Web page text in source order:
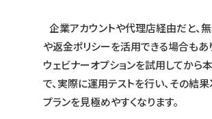
企業アカウントや代理店経由だと、
や返金ポリシーを活用できる場合もあ
ウェビナーオプションを試用してから
で、実際に運用テストを行い、その結
プランを見極めやすくなります。